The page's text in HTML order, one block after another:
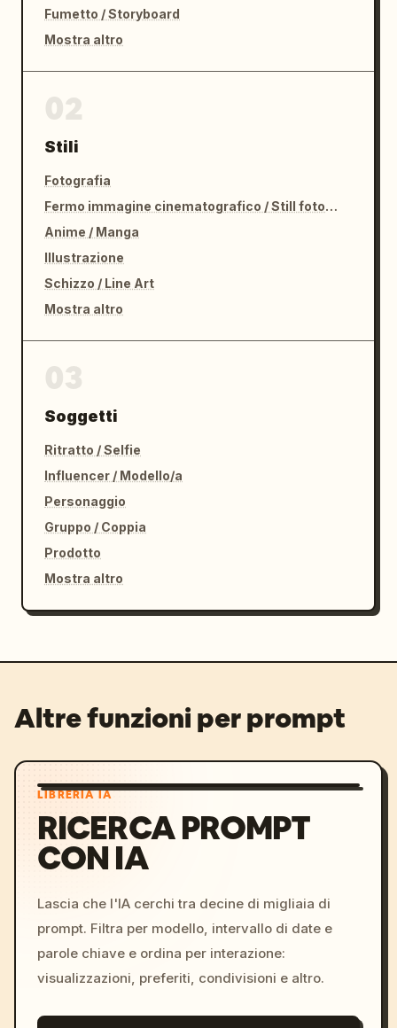
Fumetto / Storyboard
Mostra altro
Stili
Fotografia
Fermo immagine cinematografico / Still fotografico
Anime / Manga
Illustrazione
Schizzo / Line Art
Mostra altro
Soggetti
Ritratto / Selfie
Influencer / Modello/a
Personaggio
Gruppo / Coppia
Prodotto
Mostra altro
Altre funzioni per prompt
LIBRERIA IA
RICERCA PROMPT
CON IA
Lascia che l'IA cerchi tra decine di migliaia di
prompt. Filtra per modello, intervallo di date e
parole chiave e ordina per interazione:
visualizzazioni, preferiti, condivisioni e altro.